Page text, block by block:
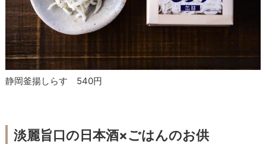
静岡釜揚しらす 540円
淡麗旨口の日本酒×ごはんのお供